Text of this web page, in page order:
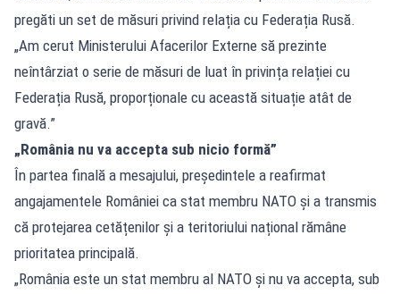
pregăti un set de măsuri privind relația cu Federația Rusă.
„Am cerut Ministerului Afacerilor Externe să prezinte
neîntârziat o serie de măsuri de luat în privința relației cu
Federația Rusă, proporționale cu această situație atât de
gravă.”
„România nu va accepta sub nicio formă”
În partea finală a mesajului, președintele a reafirmat
angajamentele României ca stat membru NATO și a transmis
că protejarea cetățenilor și a teritoriului național rămâne
prioritatea principală.
„România este un stat membru al NATO și nu va accepta, sub